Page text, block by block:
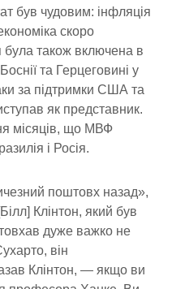
був чудовим: інфляція
скоро
була також включена в
та Герцеговині у
за підтримки США та
як представник.
місяців, що МВФ
і Росія.
поштовх назад»,
Клінтон, який був
дуже важко не
він
Клінтон, — якщо ви